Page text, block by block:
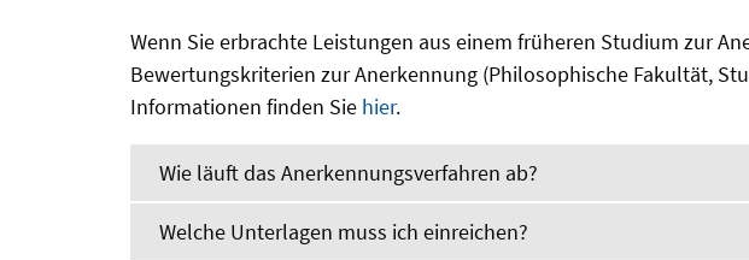
Wenn Sie erbrachte Leistungen aus einem früheren Studium zur
Bewertungskriterien zur Anerkennung (Philosophische Fakultät,
Informationen finden Sie hier.
Wie läuft das Anerkennungsverfahren ab?
Welche Unterlagen muss ich einreichen?